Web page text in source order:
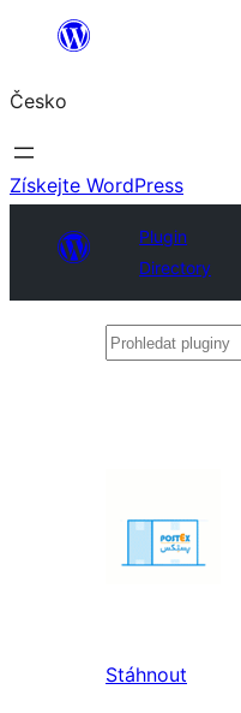
Přeskočit
obsah
Česko
Získejte WordPress
Plugin
Directory
Prohledat
Stáhnout